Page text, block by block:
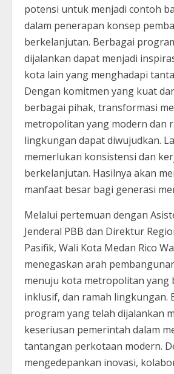
potensi untuk menjadi contoh
dalam penerapan konsep
berkelanjutan. Berbagai
dijalankan dapat menjadi
kota lain yang menghadapi
Dengan komitmen yang kuat
berbagai pihak, transformasi
metropolitan yang modern dan
lingkungan dapat diwujudkan.
memerlukan konsistensi dan
berkelanjutan. Hasilnya akan
manfaat besar bagi generasi
Melalui pertemuan dengan
Jenderal PBB dan Direktur
Pasifik, Wali Kota Medan Rico
menegaskan arah
menuju kota metropolitan yang
inklusif, dan ramah lingkungan.
program yang telah dijalankan
keseriusan pemerintah dalam
tantangan perkotaan modern.
mengedepankan inovasi,